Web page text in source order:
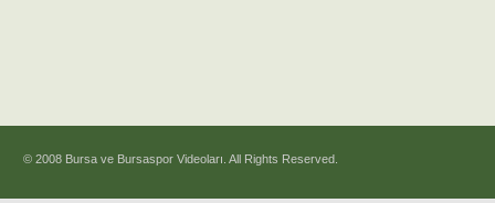
© 2008 Bursa ve Bursaspor Videoları. All Rights Reserved.